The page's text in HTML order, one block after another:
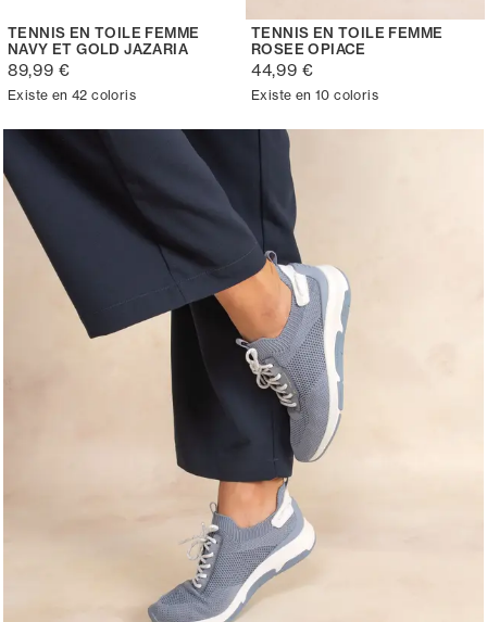
TENNIS EN TOILE FEMME
NAVY ET GOLD JAZARIA
89,99 €
Existe en 42 coloris
TENNIS EN TOILE FEMME
ROSEE OPIACE
44,99 €
Existe en 10 coloris